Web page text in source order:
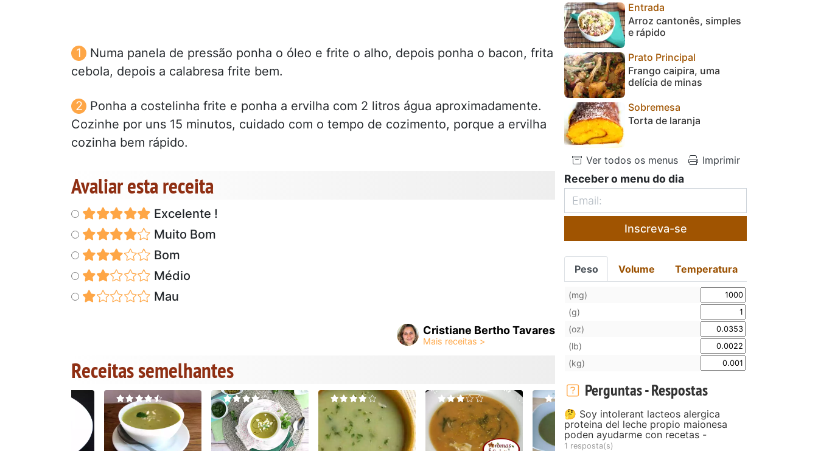
Numa panela de pressão ponha o óleo e frite o alho, depois ponha o bacon, frita
cebola, depois a calabresa frite bem.
Ponha a costelinha frite e ponha a ervilha com 2 litros água aproximadamente.
Cozinhe por uns 15 minutos, cuidado com o tempo de cozimento, porque a ervilha
cozinha bem rápido.
Avaliar esta receita
Excelente !
Muito Bom
Bom
Médio
Mau
Cristiane Bertho Tavares
Receitas semelhantes
Entrada
Arroz cantonês, simples
e rápido
Prato Principal
Frango caipira, uma
delícia de minas
Sobremesa
Torta de laranja
Ver todos os menus Imprimir
Receber o menu do dia
Inscreva-se
Peso Volume Temperatura
(mg)
(g)
(oz)
(lb)
(kg)
Perguntas - Respostas
🤔 Soy intolerant lacteos alergica
proteina del leche propio maionesa
poden ayudarme con recetas -
1 resposta(s)